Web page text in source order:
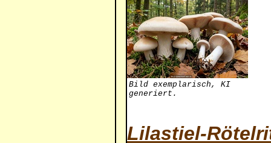
Bild exemplarisch, KI
generiert.
Lilastiel-